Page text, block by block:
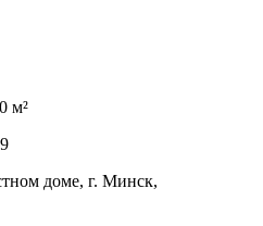
м²
доме, г. Минск,